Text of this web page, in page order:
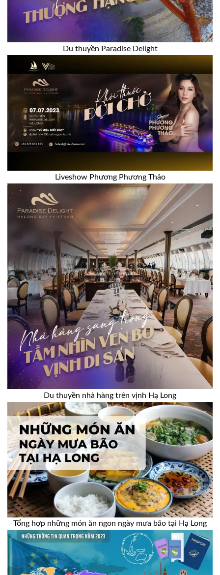
Du thuyền Paradise Delight
Liveshow Phương Phương Thảo
Du thuyền nhà hàng trên vịnh Hạ Long
Tổng hợp những món ăn ngon ngày mưa bão tại Hạ Long